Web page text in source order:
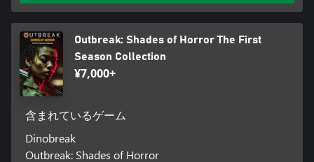
Outbreak: Shades of Horror The First
Season Collection
¥7,000+
含まれているゲーム
Dinobreak
Outbreak: Shades of Horror